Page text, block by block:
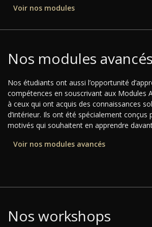
Voir nos modules
Nos modules avancés
Nos étudiants ont aussi l’opportunité
compétences en souscrivant aux Modules
à ceux qui ont acquis des connaissances
d’intérieur. Ils ont été spécialement conçus
motivés qui souhaitent en apprendre
Voir nos modules avancés
Nos workshops